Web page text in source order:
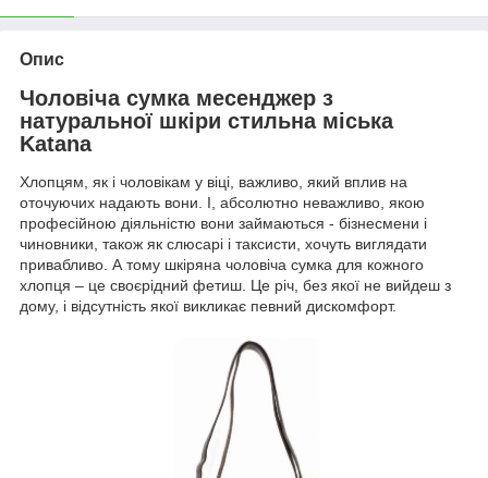
Опис
Чоловіча сумка месенджер з
натуральної шкіри стильна міська
Katana
Хлопцям, як і чоловікам у віці, важливо, який вплив на
оточуючих надають вони. І, абсолютно неважливо, якою
професійною діяльністю вони займаються - бізнесмени і
чиновники, також як слюсарі і таксисти, хочуть виглядати
привабливо. А тому шкіряна чоловіча сумка для кожного
хлопця – це своєрідний фетиш. Це річ, без якої не вийдеш з
дому, і відсутність якої викликає певний дискомфорт.